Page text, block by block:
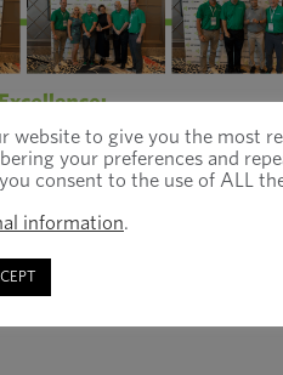
IFE 2025
website to give you the most
your preferences and
consent to the use of ALL
information.